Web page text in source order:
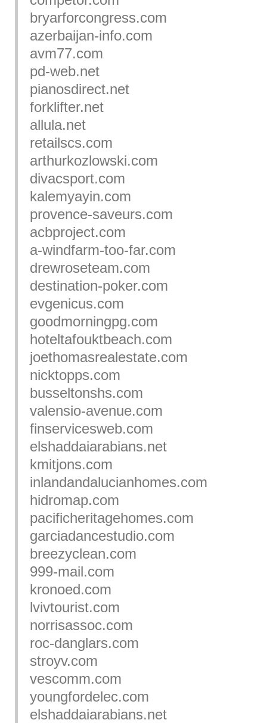
bryarforcongress.com
azerbaijan-info.com
avm77.com
pd-web.net
pianosdirect.net
forklifter.net
allula.net
retailscs.com
arthurkozlowski.com
divacsport.com
kalemyayin.com
provence-saveurs.com
acbproject.com
a-windfarm-too-far.com
drewroseteam.com
destination-poker.com
evgenicus.com
goodmorningpg.com
hoteltafouktbeach.com
joethomasrealestate.com
nicktopps.com
busseltonshs.com
valensio-avenue.com
finservicesweb.com
elshaddaiarabians.net
kmitjons.com
inlandandalucianhomes.com
hidromap.com
pacificheritagehomes.com
garciadancestudio.com
breezyclean.com
999-mail.com
kronoed.com
lvivtourist.com
norrisassoc.com
roc-danglars.com
stroyv.com
vescomm.com
youngfordelec.com
elshaddaiarabians.net